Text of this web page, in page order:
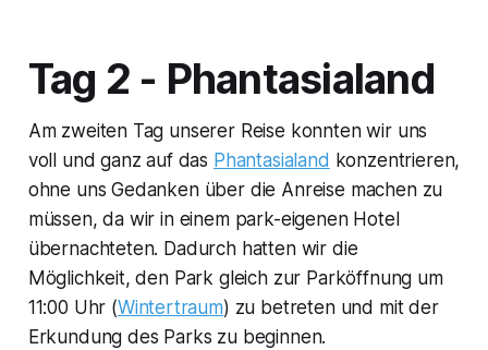
Tag 2 - Phantasialand
Am zweiten Tag unserer Reise konnten wir uns
voll und ganz auf das Phantasialand konzentrieren,
ohne uns Gedanken über die Anreise machen zu
müssen, da wir in einem park-eigenen Hotel
übernachteten. Dadurch hatten wir die
Möglichkeit, den Park gleich zur Parköffnung um
11:00 Uhr (Wintertraum) zu betreten und mit der
Erkundung des Parks zu beginnen.